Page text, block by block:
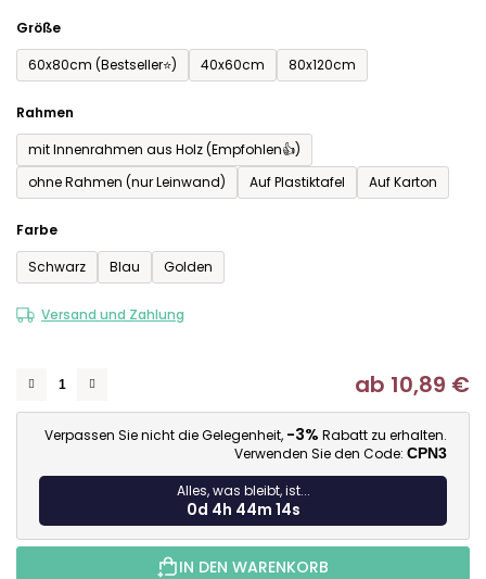
Größe
60x80cm (Bestseller⭐)
40x60cm 80x120cm
Rahmen
mit Innenrahmen aus Holz (Empfohlen👍)
ohne Rahmen (nur Leinwand)
Auf Plastiktafel Auf Karton
Farbe
Schwarz
Blau Golden
Versand und Zahlung
ab 10,89 €
Verpassen Sie nicht die Gelegenheit, -3% Rabatt zu erhalten.
Verwenden Sie den Code: CPN3
Alles, was bleibt, ist...
0d 4h 44m 13s
IN DEN WARENKORB